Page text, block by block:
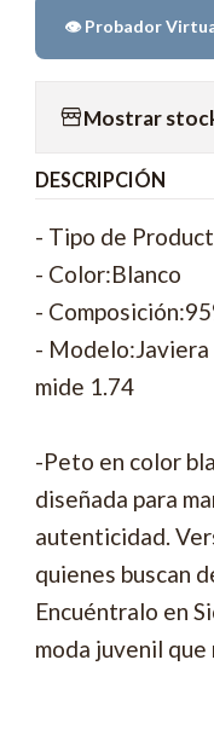
👁️ Probador
Mostrar
DESCRIPCIÓN
- Tipo de
- Color:Blanco
-
- Modelo:Javiera
mide 1.74
-Peto en color
diseñada para
autenticidad.
quienes buscan
Encuéntralo en
moda juvenil